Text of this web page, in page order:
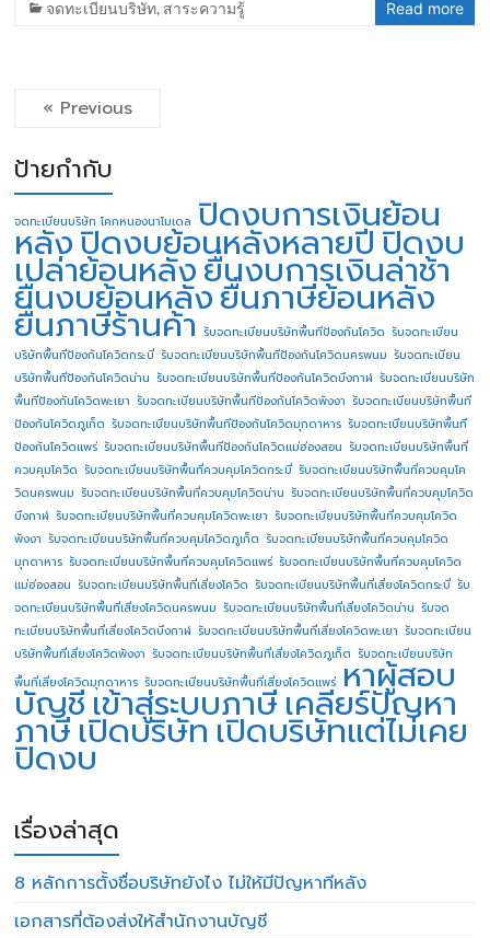
จดทะเบียนบริษัท, สาระความรู้ Read more
« Previous
ป้ายกำกับ
จดทะเบียนบริษัท โคกหนองนาโมเดล ปิดงบการเงินย้อน
หลังปิดงบย้อนหลังหลายปี ปิดงบ
เปล่าย้อนหลังยื่นงบการเงินล่าช้า
ยื่นงบย้อนหลังยื่นภาษีย้อนหลัง
ยื่นภาษีร้านค้า รับจดทะเบียนบริษัทพื้นทีป้องกันโควิด รับจดทะเบียน
บริษัทพื้นทีป้องกันโควิดกระบี่ รับจดทะเบียนบริษัทพื้นทีป้องกันโควิดนครพนม รับจดทะเบียน
บริษัทพื้นทีป้องกันโควิดน่าน รับจดทะเบียนบริษัทพื้นทีป้องกันโควิดบึงกาฬ รับจดทะเบียนบริษัท
พื้นทีป้องกันโควิดพะเยา รับจดทะเบียนบริษัทพื้นทีป้องกันโควิดพังงา รับจดทะเบียนบริษัทพื้นที
ป้องกันโควิดภูเก็ต รับจดทะเบียนบริษัทพื้นทีป้องกันโควิดมุกดาหาร รับจดทะเบียนบริษัทพื้นที
ป้องกันโควิดแพร่ รับจดทะเบียนบริษัทพื้นทีป้องกันโควิดแม่ฮ่องสอน รับจดทะเบียนบริษัทพื้นที่
ควบคุมโควิด รับจดทะเบียนบริษัทพื้นที่ควบคุมโควิดกระบี่ รับจดทะเบียนบริษัทพื้นที่ควบคุมโค
วิดนครพนม รับจดทะเบียนบริษัทพื้นที่ควบคุมโควิดน่าน รับจดทะเบียนบริษัทพื้นที่ควบคุมโควิด
บึงกาฬ รับจดทะเบียนบริษัทพื้นที่ควบคุมโควิดพะเยา รับจดทะเบียนบริษัทพื้นที่ควบคุมโควิด
พังงา รับจดทะเบียนบริษัทพื้นที่ควบคุมโควิดภูเก็ต รับจดทะเบียนบริษัทพื้นที่ควบคุมโควิด
มุกดาหาร รับจดทะเบียนบริษัทพื้นที่ควบคุมโควิดแพร่ รับจดทะเบียนบริษัทพื้นที่ควบคุมโควิด
แม่ฮ่องสอน รับจดทะเบียนบริษัทพื้นที่เสี่ยงโควิด รับจดทะเบียนบริษัทพื้นที่เสี่ยงโควิดกระบี่ รับ
จดทะเบียนบริษัทพื้นที่เสี่ยงโควิดนครพนม รับจดทะเบียนบริษัทพื้นที่เสี่ยงโควิดน่าน รับจด
ทะเบียนบริษัทพื้นที่เสี่ยงโควิดบึงกาฬ รับจดทะเบียนบริษัทพื้นที่เสี่ยงโควิดพะเยา รับจดทะเบียน
บริษัทพื้นที่เสี่ยงโควิดพังงา รับจดทะเบียนบริษัทพื้นที่เสี่ยงโควิดภูเก็ต รับจดทะเบียนบริษัท
พื้นที่เสี่ยงโควิดมุกดาหาร รับจดทะเบียนบริษัทพื้นที่เสี่ยงโควิดแพร่ หาผู้สอบ
บัญชี เข้าสู่ระบบภาษี เคลียร์ปัญหา
ภาษีเปิดบริษัทเปิดบริษัทแต่ไม่เคย
ปิดงบ
เรื่องล่าสุด
8 หลักการตั้งชื่อบริษัทยังไง ไม่ให้มีปัญหาทีหลัง
เอกสารที่ต้องส่งให้สำนักงานบัญชี